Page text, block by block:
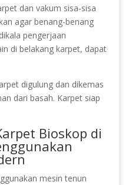
dan vakum sisa-sisa
agar benang-benang
pengerjaan
di belakang karpet, dapat
digulung dan dikemas
dari basah. Karpet siap
Bioskop di
mesin tenun